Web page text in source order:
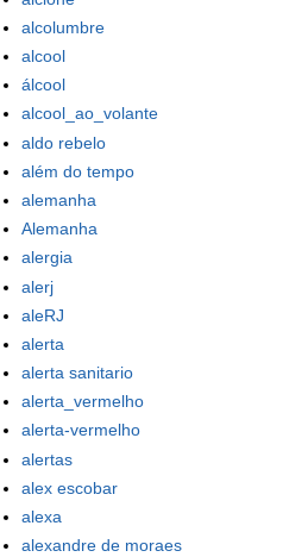
alcolumbre
alcool
álcool
alcool_ao_volante
aldo rebelo
além do tempo
alemanha
Alemanha
alergia
alerj
aleRJ
alerta
alerta sanitario
alerta_vermelho
alerta-vermelho
alertas
alex escobar
alexa
alexandre de moraes